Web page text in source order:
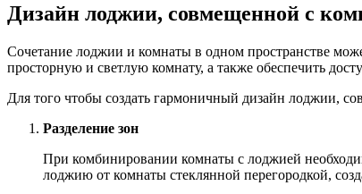
Дизайн лоджии, совмещенной с
Сочетание лоджии и комнаты в одном пространстве
просторную и светлую комнату, а также обеспечить
Для того чтобы создать гармоничный дизайн лоджии,
Разделение зон
При комбинировании комнаты с лоджией
лоджию от комнаты стеклянной перегородкой,